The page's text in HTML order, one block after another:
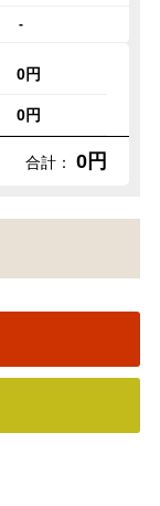
-
0円
0円
合計： 0円